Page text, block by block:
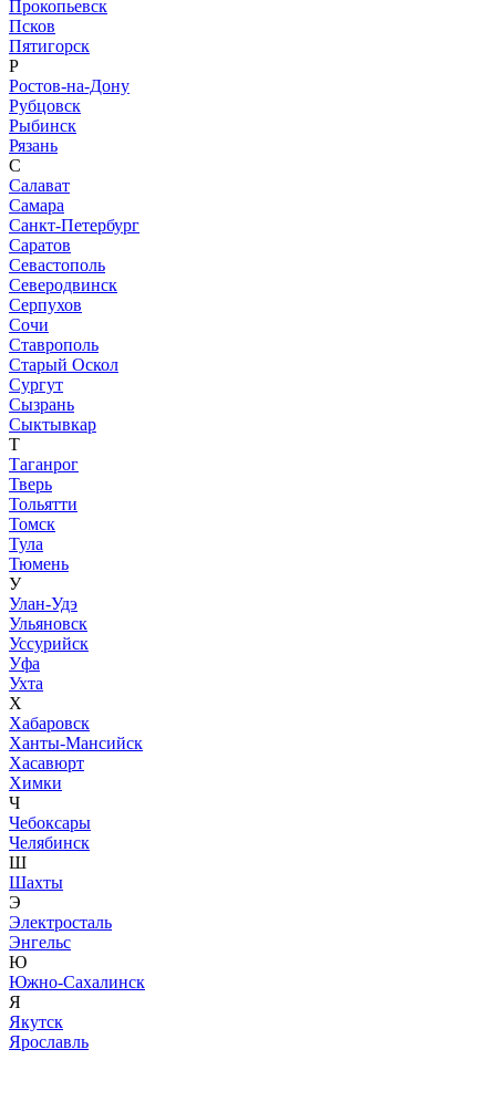
Прокопьевск
Псков
Пятигорск
Р
Ростов-на-Дону
Рубцовск
Рыбинск
Рязань
С
Салават
Самара
Санкт-Петербург
Саратов
Севастополь
Северодвинск
Серпухов
Сочи
Ставрополь
Старый Оскол
Сургут
Сызрань
Сыктывкар
Т
Таганрог
Тверь
Тольятти
Томск
Тула
Тюмень
У
Улан-Удэ
Ульяновск
Уссурийск
Уфа
Ухта
Х
Хабаровск
Ханты-Мансийск
Хасавюрт
Химки
Ч
Чебоксары
Челябинск
Ш
Шахты
Э
Электросталь
Энгельс
Ю
Южно-Сахалинск
Я
Якутск
Ярославль